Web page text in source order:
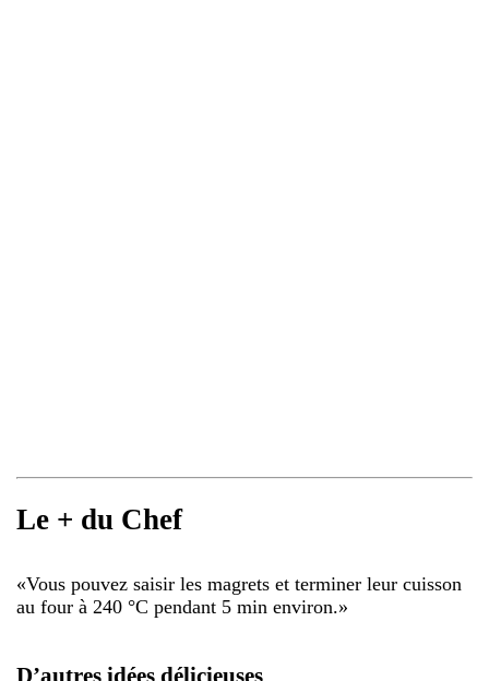
Le + du Chef
«Vous pouvez saisir les magrets et terminer leur cuisson
au four à 240 °C pendant 5 min environ.»
D’autres idées délicieuses